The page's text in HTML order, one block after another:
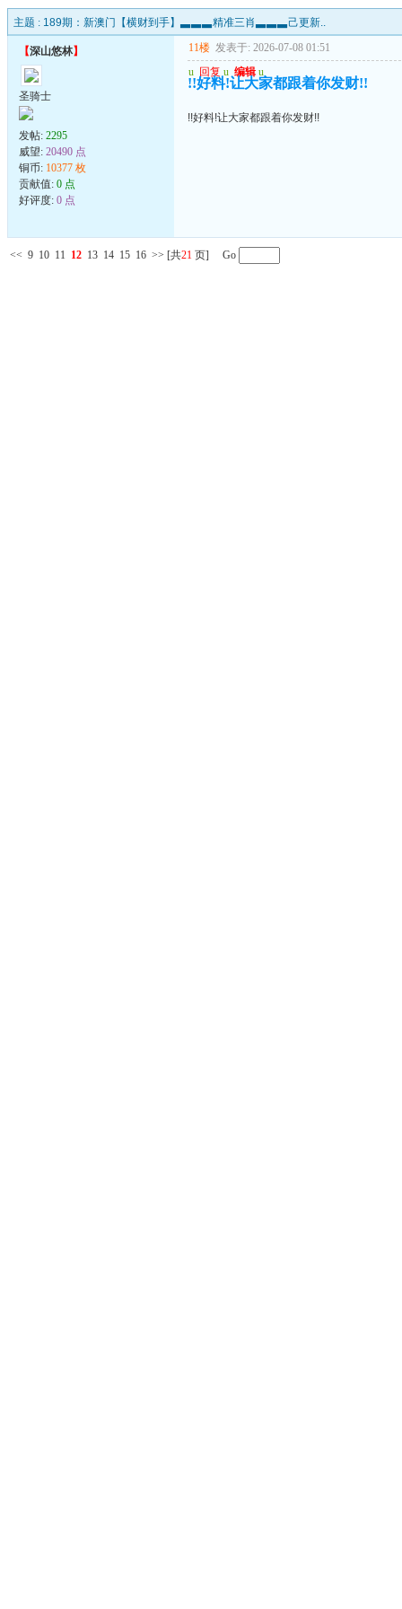
主题 : 189期：新澳门【横财到手】▃▃▃精准三肖▃▃▃己更新..
【深山悠林】
圣骑士
发帖: 2295
威望: 20490 点
铜币: 10377 枚
贡献值: 0 点
好评度: 0 点
11楼 发表于: 2026-07-08 01:51
u 回复 u 编辑 u
!!好料!让大家都跟着你发财!!
!!好料!让大家都跟着你发财!!
<< 9 10 11 12 13 14 15 16 >> [共21 页] Go